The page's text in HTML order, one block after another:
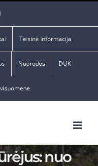
YouTube
Teisinė informacija
Nuorodos DUK
nuo